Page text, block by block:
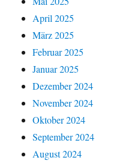
April 2025
März 2025
Februar 2025
Januar 2025
Dezember 2024
November 2024
Oktober 2024
September 2024
August 2024